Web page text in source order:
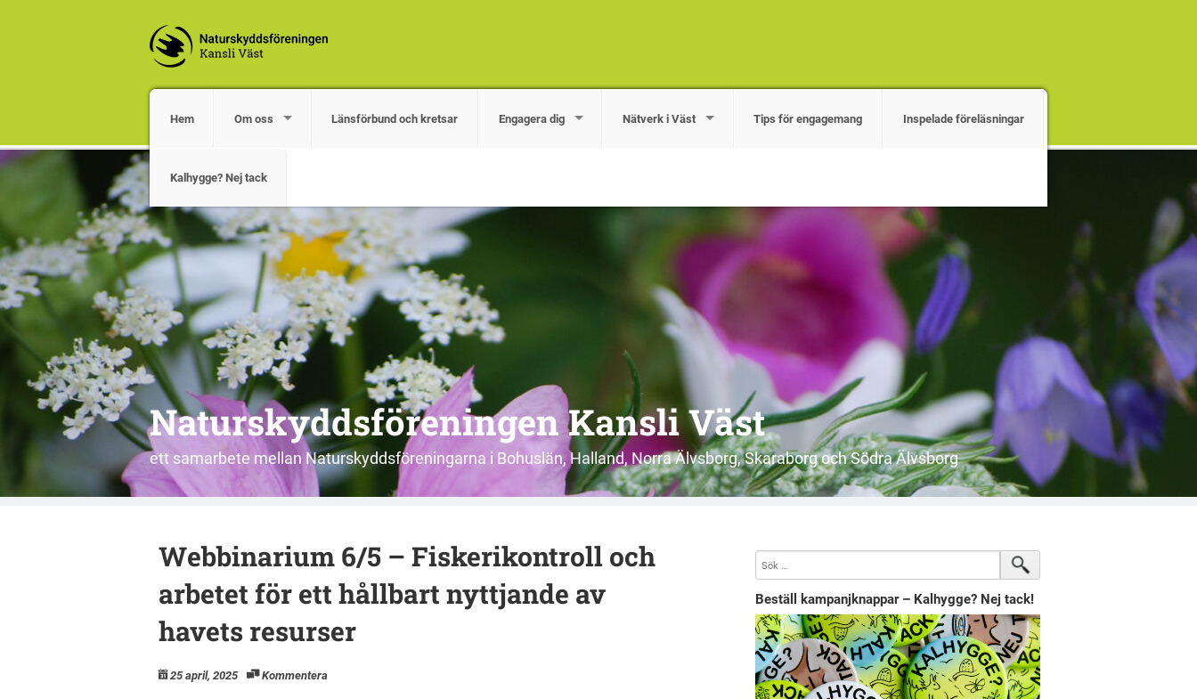
Hem Om oss Länsförbund och kretsar Engagera dig Nätverk i Väst Tips för engagemang Inspelade föreläsningar
Kalhygge? Nej tack
Naturskyddsföreningen Kansli Väst
ett samarbete mellan Naturskyddsföreningarna i Bohuslän, Halland, Norra Älvsborg, Skaraborg och Södra Älvsborg
Webbinarium 6/5 – Fiskerikontroll och
arbetet för ett hållbart nyttjande av
havets resurser
25 april, 2025 Kommentera
Beställ kampanjknappar – Kalhygge? Nej tack!